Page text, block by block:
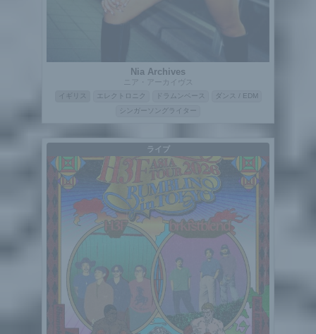
Nia Archives
ニア・アーカイヴス
イギリス エレクトロニク ドラムンベース
ダンス / EDM
シンガーソングライター
ライブ